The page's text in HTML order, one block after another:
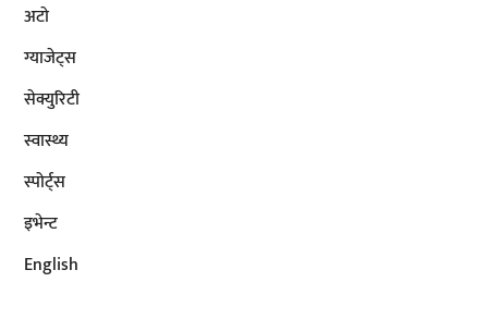
अटाे
ग्याजेट्स
सेक्युरिटी
स्वास्थ्य
स्पोर्ट्स
इभेन्ट
English